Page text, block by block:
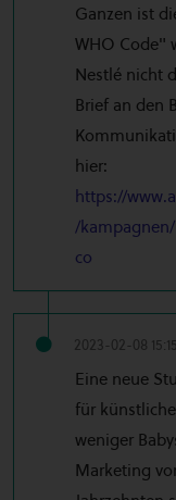
Ganzen ist
WHO Code"
Nestlé nicht
Brief an den
hier:
https://
/
co
2023-02-08
Eine neue
für
weniger
Marketing